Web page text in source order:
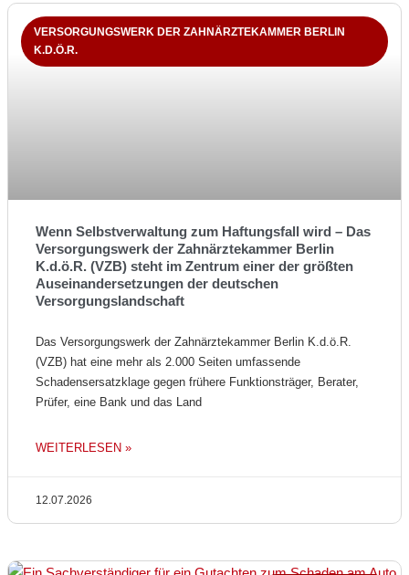
VERSORGUNGSWERK DER ZAHNÄRZTEKAMMER BERLIN
K.D.Ö.R.
Wenn Selbstverwaltung zum Haftungsfall wird – Das
Versorgungswerk der Zahnärztekammer Berlin
K.d.ö.R. (VZB) steht im Zentrum einer der größten
Auseinandersetzungen der deutschen
Versorgungslandschaft
Das Versorgungswerk der Zahnärztekammer Berlin K.d.ö.R.
(VZB) hat eine mehr als 2.000 Seiten umfassende
Schadensersatzklage gegen frühere Funktionsträger, Berater,
Prüfer, eine Bank und das Land
WEITERLESEN »
12.07.2026